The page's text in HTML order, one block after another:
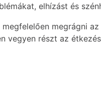
elhízást és
megrágni
vegyen részt az